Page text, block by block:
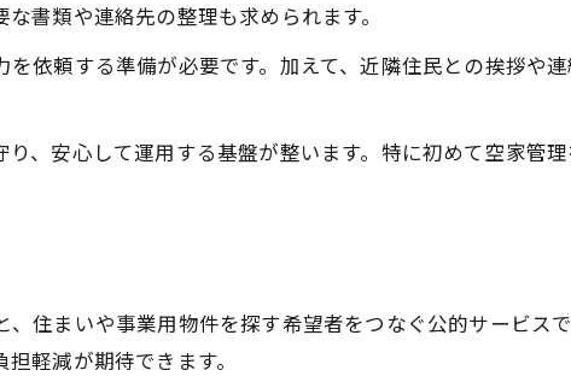
書類や連絡先の整理も求められます。
依頼する準備が必要です。加えて、近隣住民との挨拶や
、安心して運用する基盤が整います。特に初めて空家管
住まいや事業用物件を探す希望者をつなぐ公的サービス
軽減が期待できます。